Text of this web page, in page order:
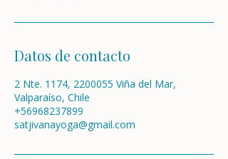
Datos de contacto
2 Nte. 1174, 2200055 Viña del Mar,
Valparaíso, Chile
+56968237899
satjivanayoga@gmail.com